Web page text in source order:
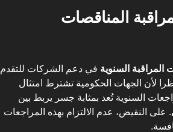
المناقصات
المراقبة السنوية في دعم الشركات للتقدم
لأن الجهات الحكومية تشترط امتثال
السنوية تُعد بمثابة جسر يربط بين
. على النقيض، عدم الالتزام بهذه المراجعات